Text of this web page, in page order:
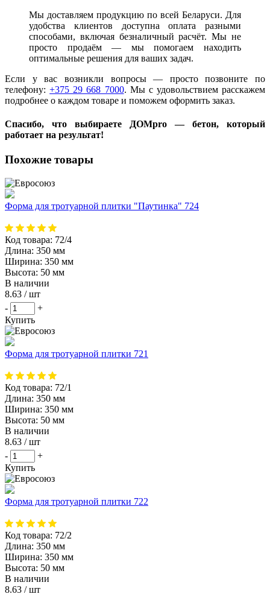
Мы доставляем продукцию по всей Беларуси. Для
удобства клиентов доступна оплата разными
способами, включая безналичный расчёт. Мы не
просто продаём — мы помогаем находить
оптимальные решения для ваших задач.
Если у вас возникли вопросы — просто позвоните по
телефону:+375 29 668 7000. Мы с удовольствием расскажем
подробнее о каждом товаре и поможем оформить заказ.
Спасибо, что выбираете ДОМpro — бетон, который
работает на результат!
Похожие товары
Форма для тротуарной плитки "Паутинка" 724
Код товара: 72/4
Длина: 350 мм
Ширина: 350 мм
Высота: 50 мм
В наличии
8.63 / шт
-
+
Купить
Форма для тротуарной плитки 721
Код товара: 72/1
Длина: 350 мм
Ширина: 350 мм
Высота: 50 мм
В наличии
8.63 / шт
-
+
Купить
Форма для тротуарной плитки 722
Код товара: 72/2
Длина: 350 мм
Ширина: 350 мм
Высота: 50 мм
В наличии
8.63 / шт